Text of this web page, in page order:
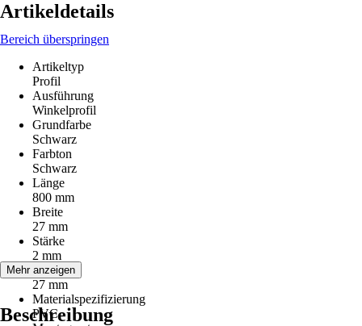
Artikeldetails
Bereich überspringen
Artikeltyp
Profil
Ausführung
Winkelprofil
Grundfarbe
Schwarz
Farbton
Schwarz
Länge
800 mm
Breite
27 mm
Stärke
2 mm
Höhe
27 mm
Materialspezifizierung
PVC
Mehr anzeigen
Beschreibung